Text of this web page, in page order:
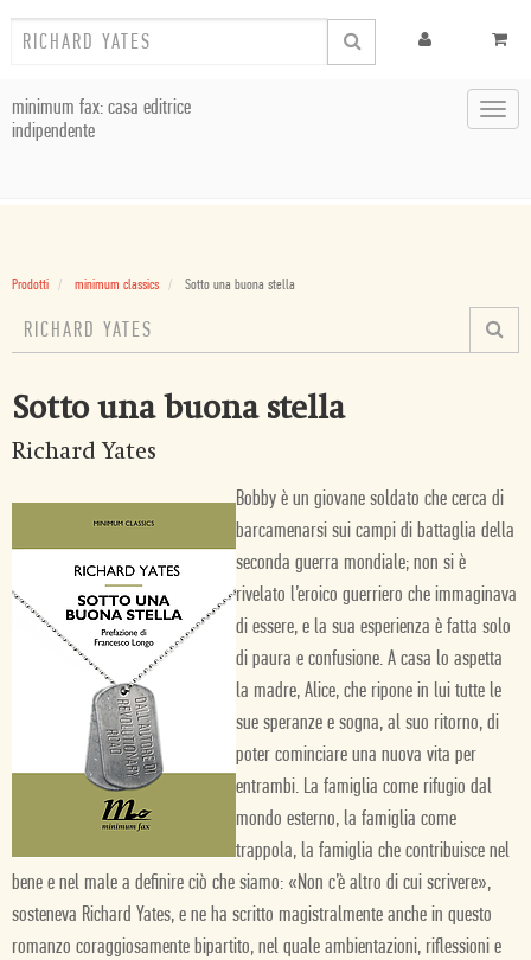
minimum fax: casa editrice
indipendente
Prodotti minimum classics Sotto una buona stella
Sotto una buona stella
Richard Yates
Bobby è un giovane soldato che cerca di
barcamenarsi sui campi di battaglia della
seconda guerra mondiale; non si è
rivelato l’eroico guerriero che immaginava
di essere, e la sua esperienza è fatta solo
di paura e confusione. A casa lo aspetta
la madre, Alice, che ripone in lui tutte le
sue speranze e sogna, al suo ritorno, di
poter cominciare una nuova vita per
entrambi. La famiglia come rifugio dal
mondo esterno, la famiglia come
trappola, la famiglia che contribuisce nel
bene e nel male a definire ciò che siamo: «Non c’è altro di cui scrivere»,
sosteneva Richard Yates, e ne ha scritto magistralmente anche in questo
romanzo coraggiosamente bipartito, nel quale ambientazioni, riflessioni e